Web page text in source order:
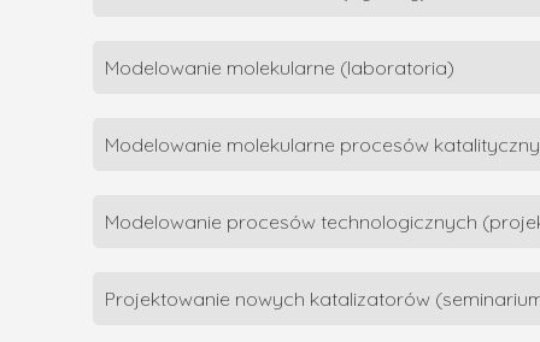
Modelowanie molekularne (laboratoria)
Modelowanie molekularne procesów
Modelowanie procesów technologicznych
Projektowanie nowych katalizatorów